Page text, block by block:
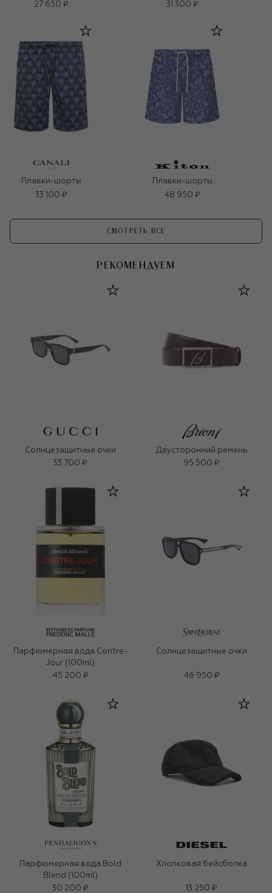
27 650 ₽
31 300 ₽
Плавки-шорты
33 100 ₽
Плавки-шорты
48 950 ₽
СМОТРЕТЬ ВСЕ
РЕКОМЕНДУЕМ
Солнцезащитные очки
33 700 ₽
Двусторонний ремень
95 500 ₽
Парфюмерная вода Contre-
Jour (100ml)
45 200 ₽
Солнцезащитные очки
46 950 ₽
Парфюмерная вода Bold
Blend (100ml)
30 200 ₽
Хлопковая бейсболка
13 250 ₽